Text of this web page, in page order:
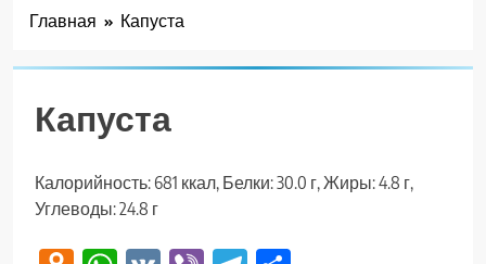
Главная Капуста
Капуста
Калорийность: 681 ккал, Белки: 30.0 г, Жиры: 4.8 г,
Углеводы: 24.8 г